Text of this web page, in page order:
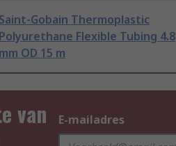
Saint-Gobain Thermoplastic
Polyurethane Flexible Tubing 4.8
mm OD 15 m
van
E-mailadres